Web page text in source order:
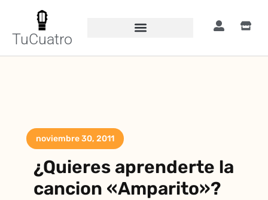
TuCuatro
noviembre 30, 2011
¿Quieres aprenderte la
cancion «Amparito»?